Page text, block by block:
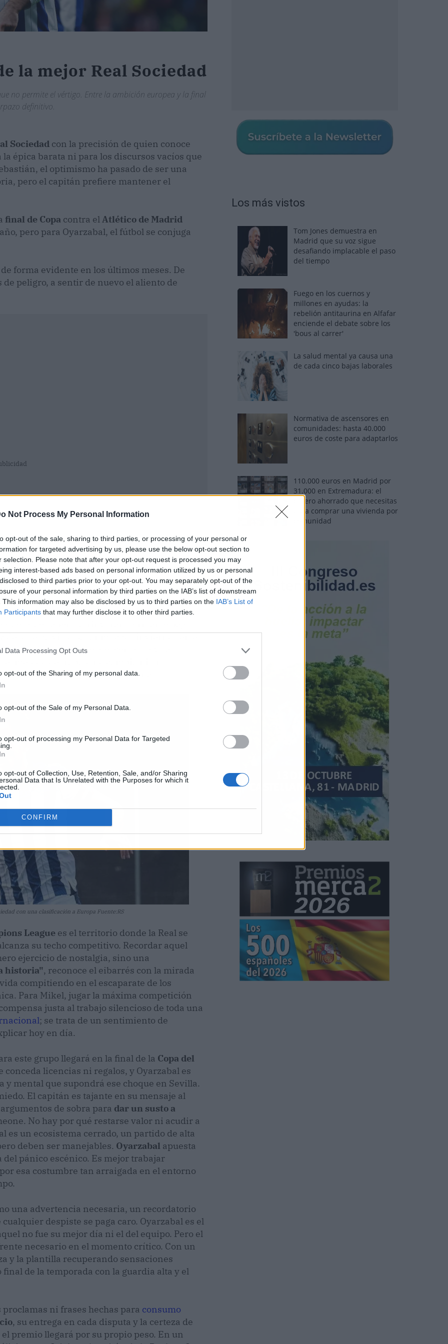
Not Process My Personal Information
opt-out of the sale, sharing to third parties, or processing of your personal or
for targeted advertising by us, please use the below opt-out section to
selection. Please note that after your opt-out request is processed you may
interest-based ads based on personal information utilized by us or personal
to third parties prior to your opt-out. You may separately opt-out of the
of your personal information by third parties on the IAB’s list of downstream
This information may also be disclosed by us to third parties on the IAB’s List of
Participants that may further disclose it to other third parties.
Data Processing Opt Outs
opt-out of the Sharing of my personal data.
opt-out of the Sale of my Personal Data.
opt-out of processing my Personal Data for Targeted
opt-out of Collection, Use, Retention, Sale, and/or Sharing
Data that Is Unrelated with the Purposes for which it
CONFIRM
la mejor Real Sociedad
no permite el vértigo. Entre la ambición europea y la final
definitivo.
Sociedad con la precisión de quien conoce
épica barata ni para los discursos vacíos que
el optimismo ha pasado de ser una
pero el capitán prefiere mantener el
final de Copa contra elAtlético de Madrid
pero para Oyarzabal, el fútbol se conjuga
forma evidente en los últimos meses. De
peligro, a sentir de nuevo el aliento de
que saben sufrir y transformarse bajo
del que ha visto pasar muchos inviernos en el
coqueteaba con el descenso; hoy, la
método de trabajo no cambia ni un
es literatura para llenar páginas.
con una clasificación a Europa Fuente:RS
League es el territorio donde la Real se
su techo competitivo. Recordar aquel
ejercicio de nostalgia, sino una
historia", reconoce el eibarrés con la mirada
compitiendo en el escaparate de los
Para Mikel, jugar la máxima competición
justa al trabajo silencioso de toda una
; se trata de un sentimiento de
hoy en día.
este grupo llegará en la final de la Copa del
conceda licencias ni regalos, y Oyarzabal es
mental que supondrá ese choque en Sevilla.
El capitán es tajante en su mensaje al
de sobra para dar un susto a
No hay por qué restarse valor ni acudir a
es un ecosistema cerrado, un partido de alta
deben ser manejables. Oyarzabal apuesta
pánico escénico. Es mejor trabajar
esa costumbre tan arraigada en el entorno
una advertencia necesaria, un recordatorio
despiste se paga caro. Oyarzabal es el
no fue su mejor día ni el del equipo. Pero el
necesario en el momento crítico. Con un
y la plantilla recuperando sensaciones
de la temporada con la guardia alta y el
proclamas ni frases hechas para consumo
, su entrega en cada disputa y la certeza de
premio llegará por su propio peso. En un
Los más vistos
Tom Jones demuestra en
Madrid que su voz sigue
desafiando implacable el paso
del tiempo
Fuego en los cuernos y
millones en ayudas: la
rebelión antitaurina en Alfafar
enciende el debate sobre los
'bous al carrer'
La salud mental ya causa una
de cada cinco bajas laborales
Normativa de ascensores en
comunidades: hasta 40.000
euros de coste para adaptarlos
110.000 euros en Madrid por
31.000 en Extremadura: el
dinero ahorrado que necesitas
para comprar una vivienda por
comunidad